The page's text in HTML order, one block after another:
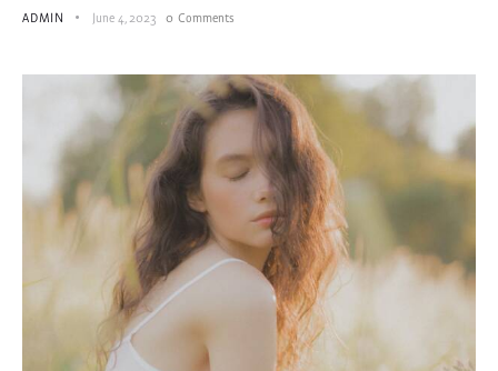
ADMIN June 4, 2023 0 Comments